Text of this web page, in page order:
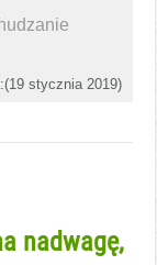
19 stycznia 2019)
nadwagę,